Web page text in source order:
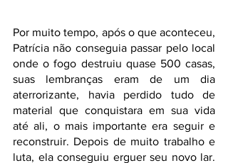
Por muito tempo, após o que aconteceu,
Patrícia não conseguia passar pelo local
onde o fogo destruiu quase 500 casas,
suas lembranças eram de um dia
aterrorizante, havia perdido tudo de
material que conquistara em sua vida
até ali, o mais importante era seguir e
reconstruir. Depois de muito trabalho e
luta, ela conseguiu erguer seu novo lar.